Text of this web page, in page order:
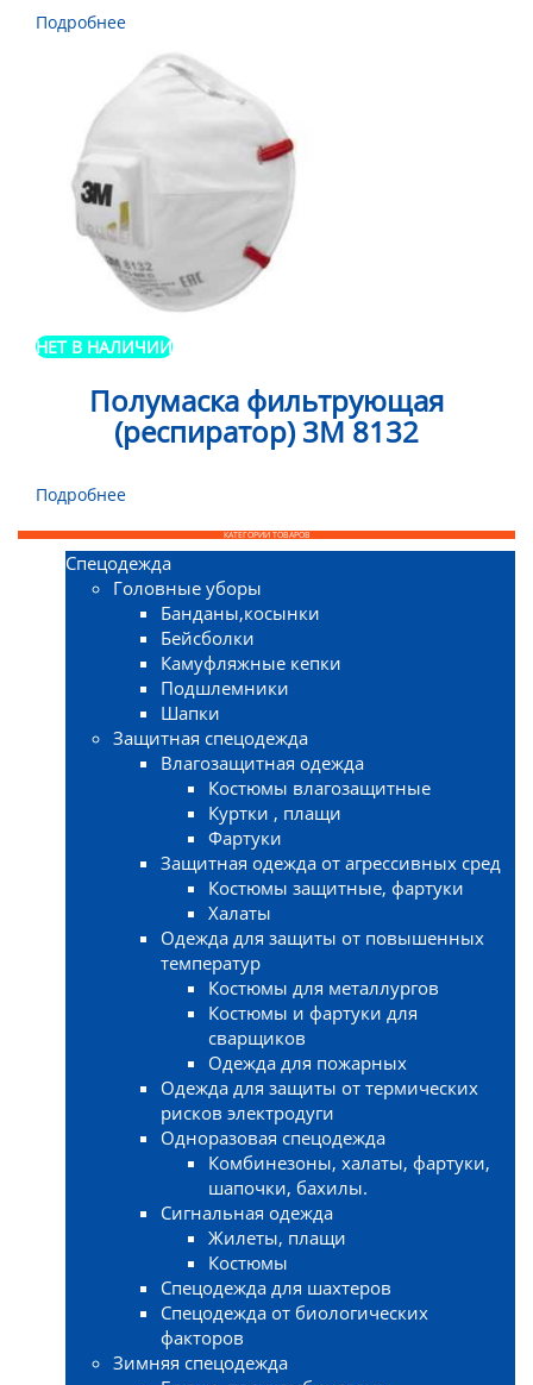
Подробнее
НЕТ В НАЛИЧИИ
Полумаска фильтрующая
(респиратор) 3М 8132
Подробнее
КАТЕГОРИИ ТОВАРОВ
Спецодежда
Головные уборы
Банданы,косынки
Бейсболки
Камуфляжные кепки
Подшлемники
Шапки
Защитная спецодежда
Влагозащитная одежда
Костюмы влагозащитные
Куртки , плащи
Фартуки
Защитная одежда от агрессивных сред
Костюмы защитные, фартуки
Халаты
Одежда для защиты от повышенных
температур
Костюмы для металлургов
Костюмы и фартуки для
сварщиков
Одежда для пожарных
Одежда для защиты от термических
рисков электродуги
Одноразовая спецодежда
Комбинезоны, халаты, фартуки,
шапочки, бахилы.
Сигнальная одежда
Жилеты, плащи
Костюмы
Спецодежда для шахтеров
Спецодежда от биологических
факторов
Зимняя спецодежда